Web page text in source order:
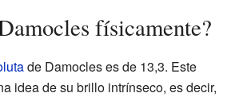
físicamente?
de Damocles es de 13,3. Este
idea de su brillo intrínseco, es decir,